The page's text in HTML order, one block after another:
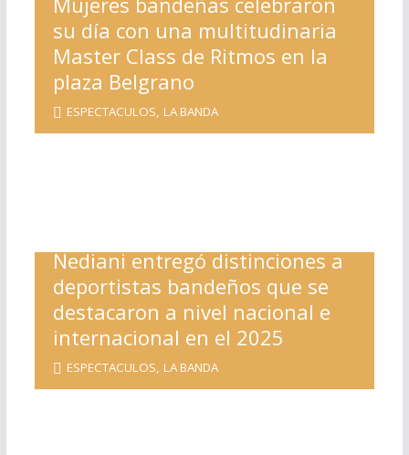
su día con una multitudinaria
Master Class de Ritmos en la
plaza Belgrano
ESPECTACULOS, LA BANDA
Nediani entregó distinciones a
deportistas bandeños que se
destacaron a nivel nacional e
internacional en el 2025
ESPECTACULOS, LA BANDA